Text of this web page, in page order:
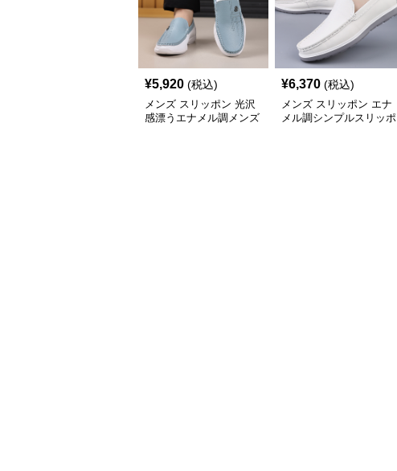
¥5,920 (税込)
メンズ スリッポン 光沢
感漂うエナメル調メンズ
¥6,370 (税込)
メンズ スリッポン エナ
メル調シンプルスリッポ